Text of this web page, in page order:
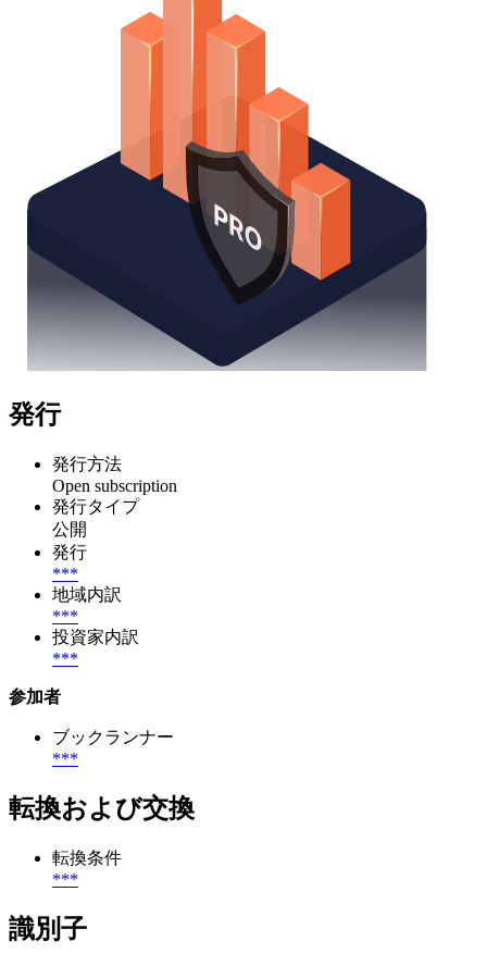
発行
発行方法
Open subscription
発行タイプ
公開
発行
***
地域内訳
***
投資家内訳
***
参加者
ブックランナー
***
転換および交換
転換条件
***
識別子